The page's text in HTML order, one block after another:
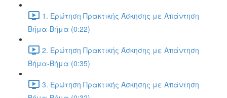
1. Ερώτηση Πρακτικής Άσκησης με Απάντηση
Βήμα-Βήμα (0:22)
2. Ερώτηση Πρακτικής Άσκησης με Απάντηση
Βήμα-Βήμα (0:35)
3. Ερώτηση Πρακτικής Άσκησης με Απάντηση